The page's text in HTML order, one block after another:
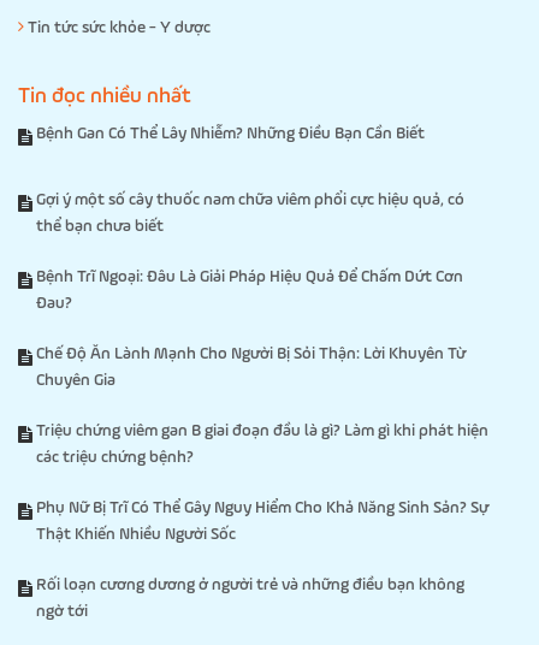
Tin tức sức khỏe - Y dược
Tin đọc nhiều nhất
Bệnh Gan Có Thể Lây Nhiễm? Những Điều Bạn Cần Biết
Gợi ý một số cây thuốc nam chữa viêm phổi cực hiệu quả, có
thể bạn chưa biết
Bệnh Trĩ Ngoại: Đâu Là Giải Pháp Hiệu Quả Để Chấm Dứt Cơn
Đau?
Chế Độ Ăn Lành Mạnh Cho Người Bị Sỏi Thận: Lời Khuyên Từ
Chuyên Gia
Triệu chứng viêm gan B giai đoạn đầu là gì? Làm gì khi phát hiện
các triệu chứng bệnh?
Phụ Nữ Bị Trĩ Có Thể Gây Nguy Hiểm Cho Khả Năng Sinh Sản? Sự
Thật Khiến Nhiều Người Sốc
Rối loạn cương dương ở người trẻ và những điều bạn không
ngờ tới